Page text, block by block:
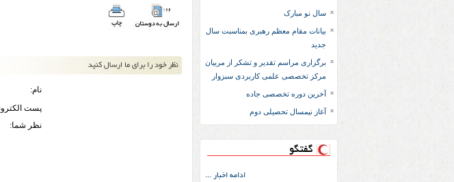
سال نو مبارک
بیانات مقام معظم رهبری بمناسبت سال
جدید
برگزاری مراسم تقدیر و تشکر از مربیان
مرکز تخصصی علمی کاربردی سبزوار
آخرین دوره تخصصی جاده
آغاز نیمسال تحصیلی دوم
گفتگو
ادامه اخبار ...
نام:
پست
نظر شما: